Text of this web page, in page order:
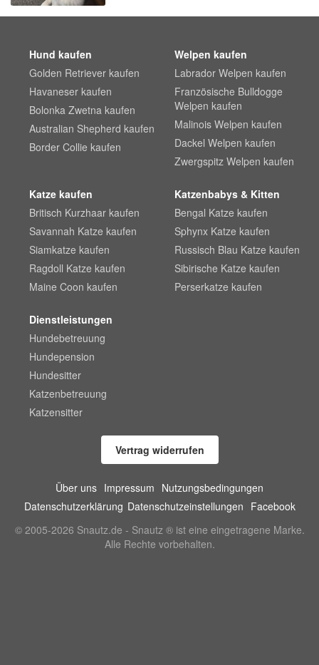
Hund kaufen
Golden Retriever kaufen
Havaneser kaufen
Bolonka Zwetna kaufen
Australian Shepherd kaufen
Border Collie kaufen
Welpen kaufen
Labrador Welpen kaufen
Französische Bulldogge
Welpen kaufen
Malinois Welpen kaufen
Dackel Welpen kaufen
Zwergspitz Welpen kaufen
Katze kaufen
Britisch Kurzhaar kaufen
Savannah Katze kaufen
Siamkatze kaufen
Ragdoll Katze kaufen
Maine Coon kaufen
Katzenbabys & Kitten
Bengal Katze kaufen
Sphynx Katze kaufen
Russisch Blau Katze kaufen
Sibirische Katze kaufen
Perserkatze kaufen
Dienstleistungen
Hundebetreuung
Hundepension
Hundesitter
Katzenbetreuung
Katzensitter
Vertrag widerrufen
Über uns Impressum Nutzungsbedingungen
Datenschutzerklärung Datenschutzeinstellungen Facebook
© 2005-2026 Snautz.de - Snautz ® ist eine eingetragene Marke.
Alle Rechte vorbehalten.